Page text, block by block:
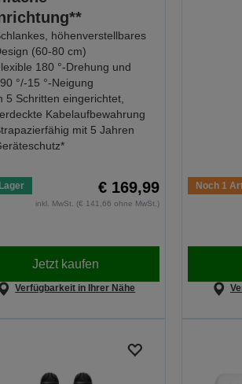
höhenverstellbares
(60-80 cm)
180 °-Drehung und
°/-15 °-Neigung
5 Schritten eingerichtet,
Kabelaufbewahrung
mit 5 Jahren
€ 169,99
inkl. MwSt. (€ 141,66 ohne MwSt.)
Jetzt kaufen
Verfügbarkeit in Ihrer Nähe
Noch 1